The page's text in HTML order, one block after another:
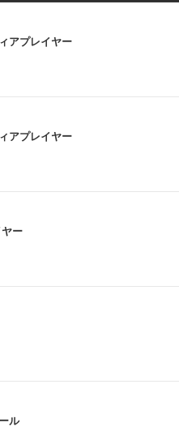
アプレイヤー
アプレイヤー
ー
ル